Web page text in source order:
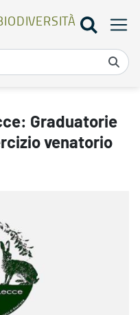
Graduatorie
venatorio